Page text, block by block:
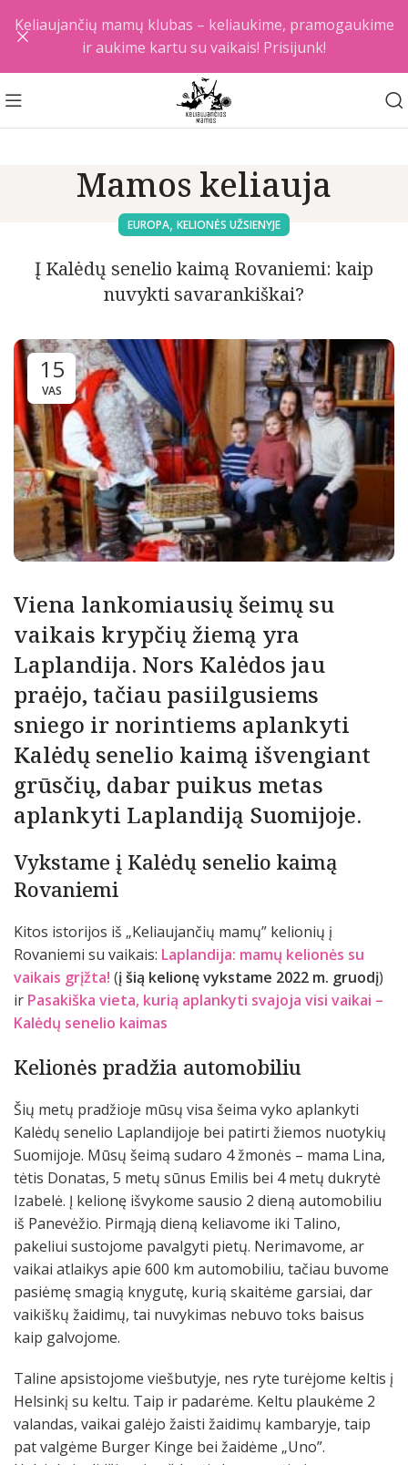
Mamos keliauja
EUROPA, KELIONĖS UŽSIENYJE
Į Kalėdų senelio kaimą Rovaniemi: kaip
nuvykti savarankiškai?
15
VAS
Viena lankomiausių šeimų su
vaikais krypčių žiemą yra
Laplandija. Nors Kalėdos jau
praėjo, tačiau pasiilgusiems
sniego ir norintiems aplankyti
Kalėdų senelio kaimą išvengiant
grūsčių, dabar puikus metas
aplankyti Laplandiją Suomijoje.
Vykstame į Kalėdų senelio kaimą
Rovaniemi
Kitos istorijos iš „Keliaujančių mamų” kelionių į
Rovaniemi su vaikais: Laplandija: mamų kelionės su
vaikais grįžta! (į šią kelionę vykstame 2022 m. gruodį)
ir Pasakiška vieta, kurią aplankyti svajoja visi vaikai –
Kalėdų senelio kaimas
Kelionės pradžia automobiliu
Šių metų pradžioje mūsų visa šeima vyko aplankyti
Kalėdų senelio Laplandijoje bei patirti žiemos nuotykių
Suomijoje. Mūsų šeimą sudaro 4 žmonės – mama Lina,
tėtis Donatas, 5 metų sūnus Emilis bei 4 metų dukrytė
Izabelė. Į kelionę išvykome sausio 2 dieną automobiliu
iš Panevėžio. Pirmąją dieną keliavome iki Talino,
pakeliui sustojome pavalgyti pietų. Nerimavome, ar
vaikai atlaikys apie 600 km automobiliu, tačiau buvome
pasiėmę smagią knygutę, kurią skaitėme garsiai, dar
vaikiškų žaidimų, tai nuvykimas nebuvo toks baisus
kaip galvojome.
Taline apsistojome viešbutyje, nes ryte turėjome keltis į
Helsinkį su keltu. Taip ir padarėme. Keltu plaukėme 2
valandas, vaikai galėjo žaisti žaidimų kambaryje, taip
pat valgėme Burger Kinge bei žaidėme „Uno”.
Keliaujančių mamų klubas – keliaukime, pramogaukime
ir aukime kartu su vaikais! Prisijunk!